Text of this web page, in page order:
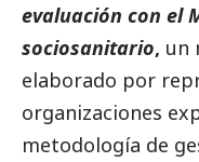
evaluación con el
sociosanitario, un
elaborado por
organizaciones
metodología de